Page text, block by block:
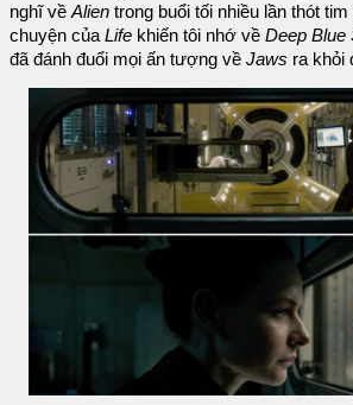
nghĩ về Alien trong buổi tối nhiều lần thót
chuyện của Life khiến tôi nhớ về Deep Blue
đã đánh đuổi mọi ấn tượng về Jaws ra khỏi